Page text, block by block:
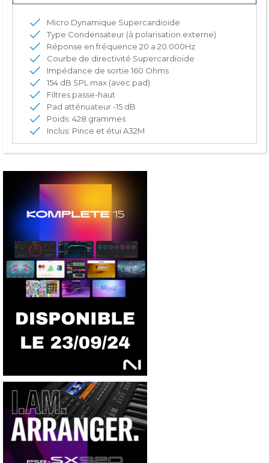
Micro Dynamique Supercardioide
Type Condensateur (à polarisation externe)
Réponse en fréquence 20 a 20.000Hz
Courbe de directivité Supercardioide
Impédance de sortie 160 Ohms
154 dB SPL max (avec pad)
Filtres passe-haut
Pad atténuateur -15 dB
Poids: 428 grammes
Inclus: Pince et étui A32M